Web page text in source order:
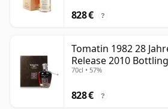
828 € ?
Tomatin 1982 28
Release 2010
Presentation Case -
70cl • 57%
828 € ?